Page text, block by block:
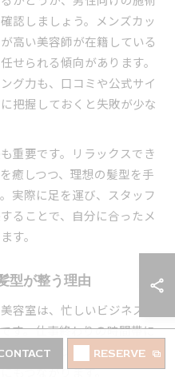
認しましょう。メンズカッ
高い美容師が在籍している
せられる傾向があります。
グ力も、口コミや公式サイ
把握しておくと失敗が少な
重要です。リラックスでき
癒しつつ、理想の髪型を手
実際に足を運び、スタッフ
ることで、自分に合ったメ
す。
型が整う理由
容室は、忙しいビジネスマ
す。仕事終わりの時間帯に
をヘアメンテナンスに使わ
もつながります。
RESERVE